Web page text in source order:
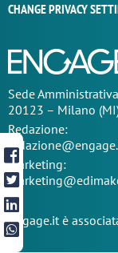
CHANGE PRIVACY
SedeAmministrativa
20123 – Milano
Redazione:
Marketing:
Engage.it è